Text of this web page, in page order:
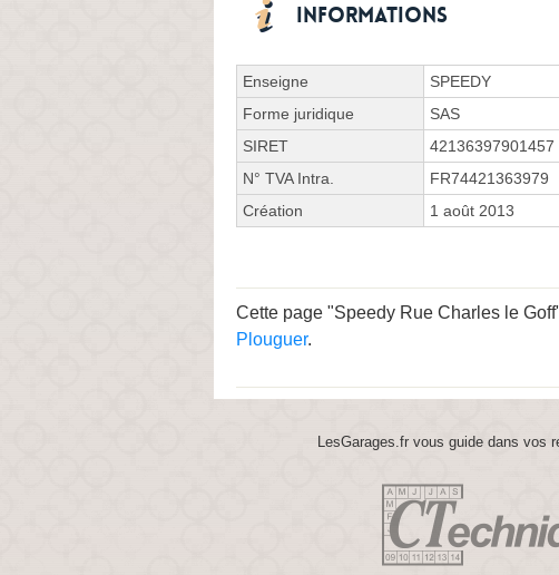
Informations
Enseigne
SPEEDY
Forme juridique
SAS
SIRET
42136397901457
N° TVA Intra.
FR74421363979
Création
1 août 2013
Cette page "Speedy Rue Charles le
Plouguer.
LesGarages.fr vous guide dans vos